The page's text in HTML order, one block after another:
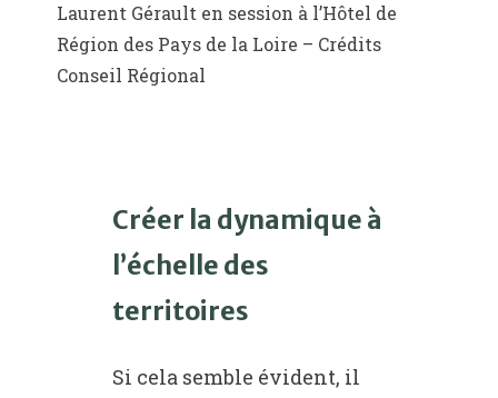
Laurent Gérault en session à l’Hôtel de
Région des Pays de la Loire – Crédits
Conseil Régional
Créer la dynamique à
l’échelle des
territoires
Si cela semble évident, il